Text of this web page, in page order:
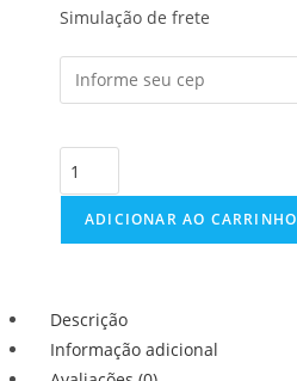
Simulação de frete
ADICIONAR AO CARRINHO
Descrição
Informação adicional